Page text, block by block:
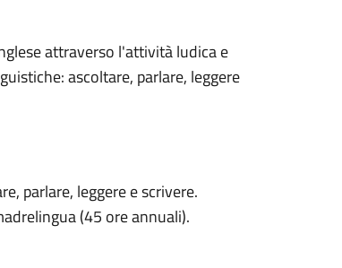
attraverso l'attività ludica e
ascoltare, parlare, leggere
parlare, leggere e scrivere.
(45 ore annuali).